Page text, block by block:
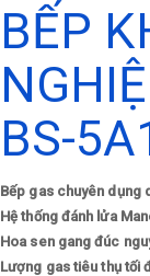
BẾP
BS-
Bếp gas chuyên dụng
Hệ thống đánh lửa
Hoa sen gang đúc
Lượng gas tiêu thụ tối